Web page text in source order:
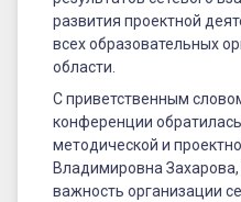
проектной
деятельности
школьников»
развития проектной
всех образовательных
области.
С приветственным
конференции
методической и
Владимировна
важность организации